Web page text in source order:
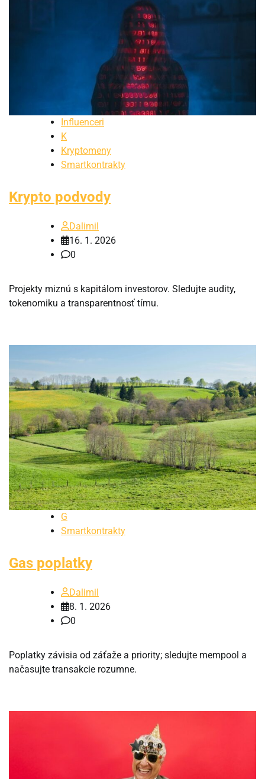
Influenceri
K
Kryptomeny
Smartkontrakty
Krypto podvody
Dalimil
16. 1. 2026
0
Projekty miznú s kapitálom investorov. Sledujte audity,
tokenomiku a transparentnosť tímu.
G
Smartkontrakty
Gas poplatky
Dalimil
8. 1. 2026
0
Poplatky závisia od záťaže a priority; sledujte mempool a
načasujte transakcie rozumne.